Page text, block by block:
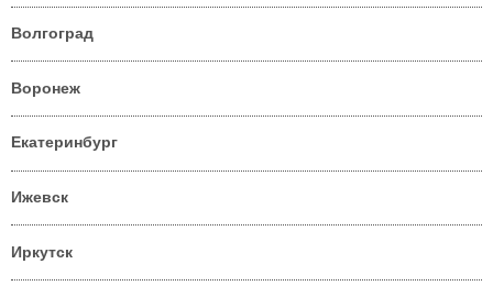
Волгоград
Воронеж
Екатеринбург
Ижевск
Иркутск